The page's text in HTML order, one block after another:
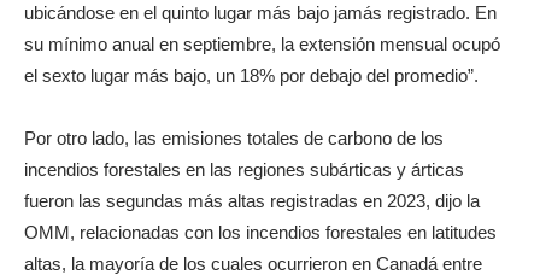
ubicándose en el quinto lugar más bajo jamás registrado. En
su mínimo anual en septiembre, la extensión mensual ocupó
el sexto lugar más bajo, un 18% por debajo del promedio”.
Por otro lado, las emisiones totales de carbono de los
incendios forestales en las regiones subárticas y árticas
fueron las segundas más altas registradas en 2023, dijo la
OMM, relacionadas con los incendios forestales en latitudes
altas, la mayoría de los cuales ocurrieron en Canadá entre